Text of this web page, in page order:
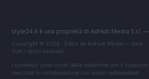
style24.it è una proprietà di AdHub Media S.r.l.
Copyright © 2026 · Edito da AdHub Media — Italia
Tutti i diritti riservati
I contenuti sono curati dalla redazione con il
realizzati in collaborazione con autori indipendenti.